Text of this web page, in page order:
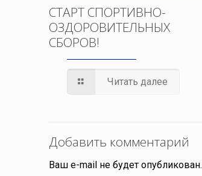
СТАРТ СПОРТИВНО-
ОЗДОРОВИТЕЛЬНЫХ
СБОРОВ!
Читать далее
Добавить комментарий
Ваш e-mail не будет опубликован.